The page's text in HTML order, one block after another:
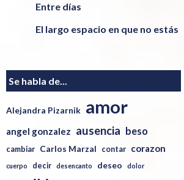
Entre días
El largo espacio en que no estás
Se habla de...
Alejandra Pizarnik amor
angel gonzalez ausencia beso
cambiar Carlos Marzal contar corazon
cuerpo decir desencanto deseo dolor